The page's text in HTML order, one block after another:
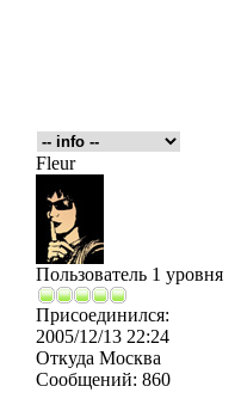
Fleur
Пользователь 1 уровня
Присоединился:
2005/12/13 22:24
Откуда Москва
Сообщений: 860